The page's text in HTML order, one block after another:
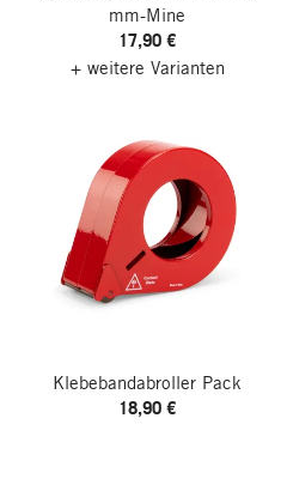
mm-Mine
17,90 €
+ weitere Varianten
Klebebandabroller Pack
18,90 €